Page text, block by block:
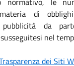
di
da
nel
dei Siti